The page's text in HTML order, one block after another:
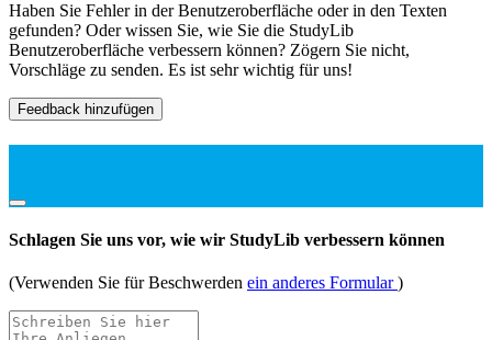
Haben Sie Fehler in der Benutzeroberfläche oder in den Texten
gefunden? Oder wissen Sie, wie Sie die StudyLib
Benutzeroberfläche verbessern können? Zögern Sie nicht,
Vorschläge zu senden. Es ist sehr wichtig für uns!
Feedback hinzufügen
Schlagen Sie uns vor, wie wir StudyLib verbessern können
(Verwenden Sie für Beschwerden ein anderes Formular)